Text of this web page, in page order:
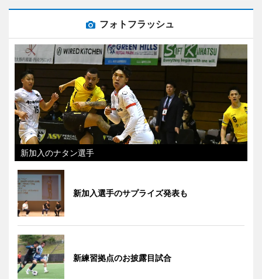
フォトフラッシュ
新加入のナタン選手
新加入選手のサプライズ発表も
新練習拠点のお披露目試合